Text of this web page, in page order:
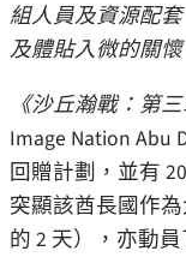
組人員及資源配
及體貼入微的關
《沙丘瀚戰：第三
Image Nation
回贈計劃，並有
突顯該酋長國作
的 2 天），亦動